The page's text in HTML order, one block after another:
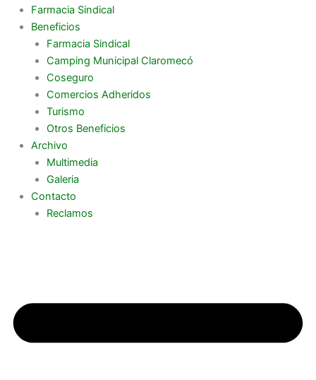
Farmacia Sindical
Beneficios
Farmacia Sindical
Camping Municipal Claromecó
Coseguro
Comercios Adheridos
Turismo
Otros Beneficios
Archivo
Multimedia
Galeria
Contacto
Reclamos